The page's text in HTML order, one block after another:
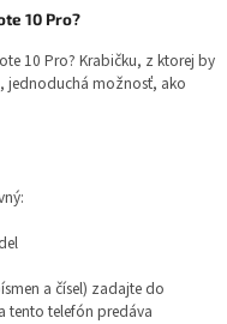
10 Pro?
10 Pro? Krabičku, z ktorej by
jednoduchá možnosť, ako
a čísel) zadajte do
tento telefón predáva